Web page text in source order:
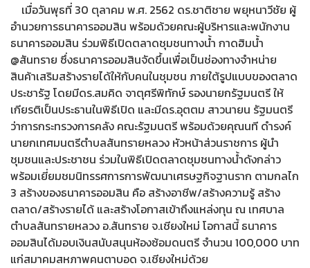
เมื่อวันพุธที่ 30 ตุลาคม พ.ศ. 2562 ดร.ชาติชาย พยุหนาวีชัย ผู้
อำนวยการธนาคารออมสิน พร้อมด้วยคณะผู้บริหารและพนักงาน
ธนาคารออมสิน ร่วมพิธีเปิดตลาดชุมชนทางน้ำ กาดฮิมน้ำ
@สันทราย ซึ่งธนาคารออมสินจัดขึ้นเพื่อเป็นช่องทางจำหน่าย
สินค้าเสริมสร้างรายได้ให้กับคนในชุมชน ภายใต้รูปแบบของตลาด
ประชารัฐ โดยมีดร.สมคิด จาตุศรีพิทักษ์ รองนายกรัฐมนตรี ให้
เกียรติเป็นประธานในพิธีเปิด และมีดร.อุตตม สาวนายน รัฐมนตรี
ว่าการกระทรวงการคลัง คณะรัฐมนตรี พร้อมด้วยคุณนที ดำรงค์
นายกเทศมนตรีตำบลสันทรายหลวง หัวหน้าส่วนราชการ ผู้นำ
ชุมชนและประชาชน ร่วมในพิธีเปิดตลาดชุมชนทางน้ำดังกล่าว
พร้อมเยี่ยมชมนิทรรศการการพัฒนาเศรษฐกิจฐานราก ตามกลไก
3 สร้างของธนาคารออมสิน คือ สร้างอาชีพ/สร้างความรู้ สร้าง
ตลาด/สร้างรายได้ และสร้างโอกาสเข้าถึงแหล่งทุน ณ เทศบาล
ตำบลสันทรายหลวง อ.สันทราย จ.เชียงใหม่ โอกาสนี้ ธนาคาร
ออมสินได้มอบเงินสนับสนุนห้องซ้อมดนตรี จำนวน 100,000 บาท
แก่สมาคมสหภาพคนตาบอด จ.เชียงใหม่ด้วย